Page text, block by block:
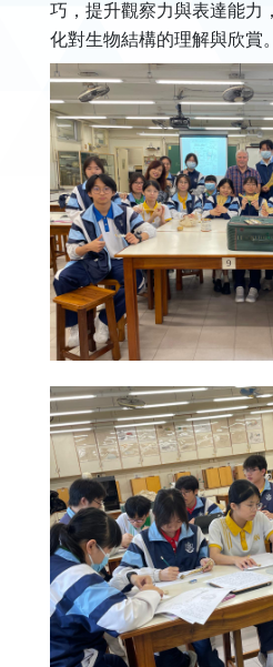
巧，提升觀察力與表達能力
化對生物結構的理解與欣賞。